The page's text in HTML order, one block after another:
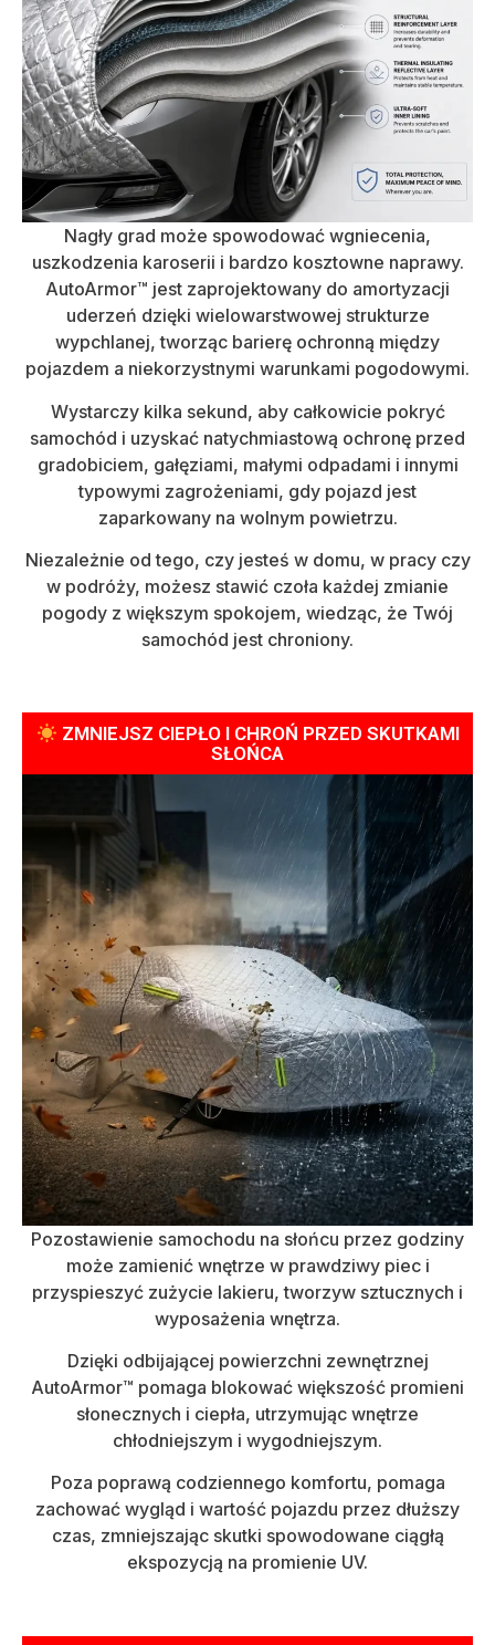
Nagły grad może spowodować wgniecenia,
uszkodzenia karoserii i bardzo kosztowne naprawy.
AutoArmor™ jest zaprojektowany do amortyzacji
uderzeń dzięki wielowarstwowej strukturze
wypchlanej, tworząc barierę ochronną między
pojazdem a niekorzystnymi warunkami pogodowymi.
Wystarczy kilka sekund, aby całkowicie pokryć
samochód i uzyskać natychmiastową ochronę przed
gradobiciem, gałęziami, małymi odpadami i innymi
typowymi zagrożeniami, gdy pojazd jest
zaparkowany na wolnym powietrzu.
Niezależnie od tego, czy jesteś w domu, w pracy czy
w podróży, możesz stawić czoła każdej zmianie
pogody z większym spokojem, wiedząc, że Twój
samochód jest chroniony.
ZMNIEJSZ CIEPŁO I CHROŃ PRZED SKUTKAMI
SŁOŃCA
Pozostawienie samochodu na słońcu przez godziny
może zamienić wnętrze w prawdziwy piec i
przyspieszyć zużycie lakieru, tworzyw sztucznych i
wyposażenia wnętrza.
Dzięki odbijającej powierzchni zewnętrznej
AutoArmor™ pomaga blokować większość promieni
słonecznych i ciepła, utrzymując wnętrze
chłodniejszym i wygodniejszym.
Poza poprawą codziennego komfortu, pomaga
zachować wygląd i wartość pojazdu przez dłuższy
czas, zmniejszając skutki spowodowane ciągłą
ekspozycją na promienie UV.